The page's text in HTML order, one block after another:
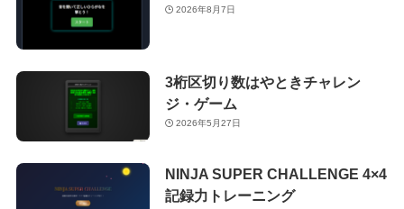
2026年8月7日
3桁区切り数はやときチャレン
ジ・ゲーム
2026年5月27日
NINJA SUPER CHALLENGE 4×4
記録力トレーニング